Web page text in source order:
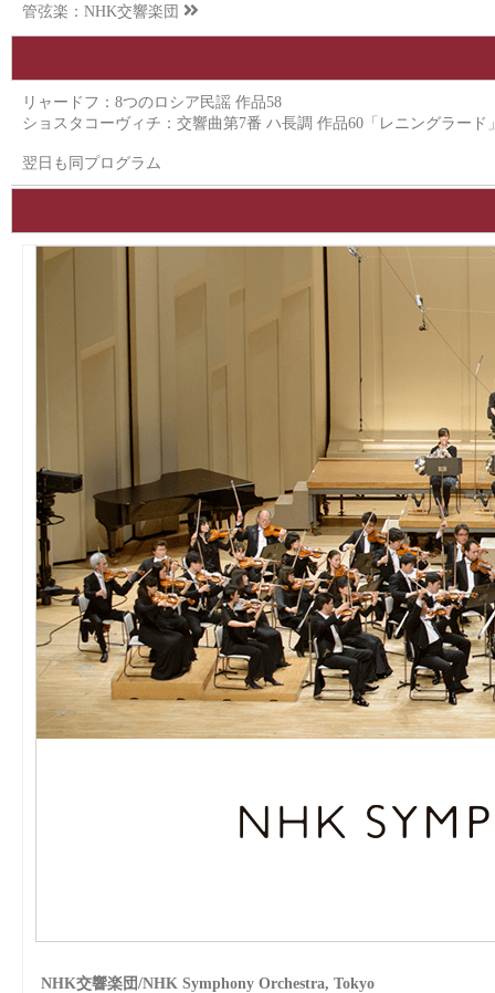
管弦楽： NHK交響楽団
リャードフ：8つのロシア民謡 作品58
ショスタコーヴィチ：交響曲第7番 ハ長調 作品60「レニングラード
翌日も同プログラム
NHK交響楽団/NHK Symphony Orchestra, Tokyo